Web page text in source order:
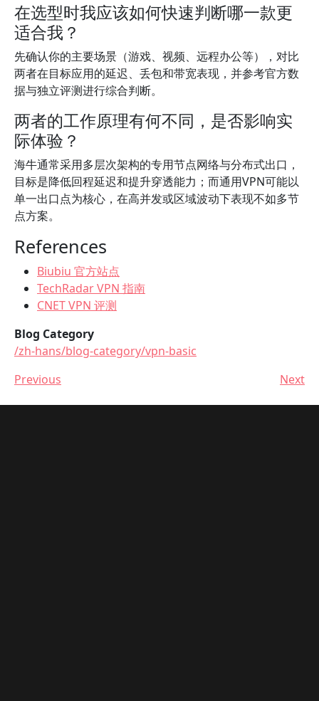
在选型时我应该如何快速判断哪一款更
适合我？
先确认你的主要场景（游戏、视频、远程办公等），对比
两者在目标应用的延迟、丢包和带宽表现，并参考官方数
据与独立评测进行综合判断。
两者的工作原理有何不同，是否影响实
际体验？
海牛通常采用多层次架构的专用节点网络与分布式出口，
目标是降低回程延迟和提升穿透能力；而通用VPN可能以
单一出口点为核心，在高并发或区域波动下表现不如多节
点方案。
References
Biubiu 官方站点
TechRadar VPN 指南
CNET VPN 评测
Blog Category
/zh-hans/blog-category/vpn-basic
Previous
Next